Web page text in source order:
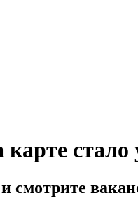
стало
смотрите